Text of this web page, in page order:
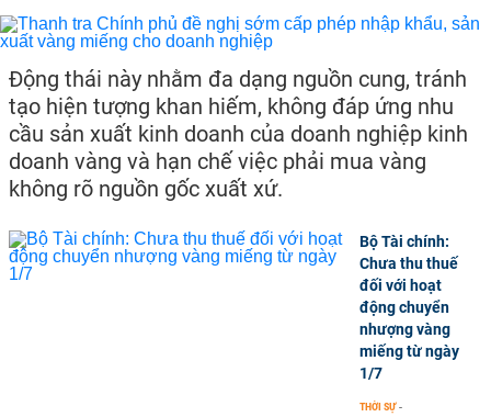
Động thái này nhằm đa dạng nguồn cung, tránh
tạo hiện tượng khan hiếm, không đáp ứng nhu
cầu sản xuất kinh doanh của doanh nghiệp kinh
doanh vàng và hạn chế việc phải mua vàng
không rõ nguồn gốc xuất xứ.
Bộ Tài chính:
Chưa thu thuế
đối với hoạt
động chuyển
nhượng vàng
miếng từ ngày
1/7
THỜI SỰ -